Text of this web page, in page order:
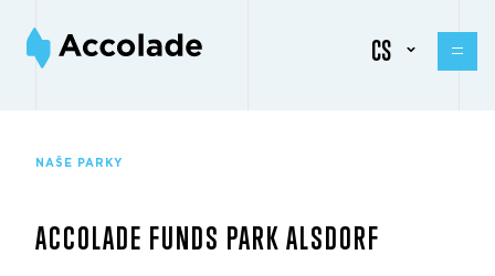
CS
NAŠE PARKY
ACCOLADE FUNDS PARK ALSDORF